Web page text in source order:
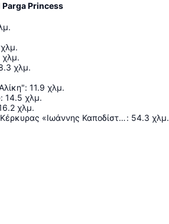
Princess
χλμ.
χλμ.
χλμ.
: 11.9 χλμ.
: 14.5 χλμ.
χλμ.
Διεθνής Αερολιμένας Κέρκυρας «Ιωάννης Καποδίστριας»: 54.3 χλμ.